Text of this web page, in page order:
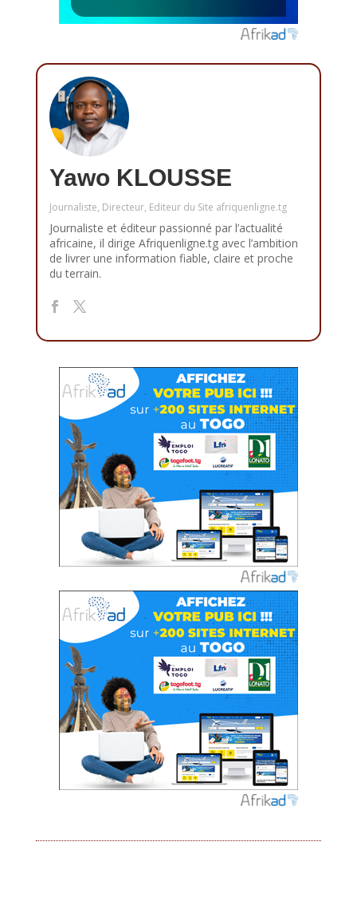
Yawo KLOUSSE
Journaliste, Directeur, Editeur du Site afriquenligne.tg
Journaliste et éditeur passionné par l’actualité
africaine, il dirige Afriquenligne.tg avec l’ambition
de livrer une information fiable, claire et proche
du terrain.